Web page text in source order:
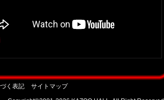
く表記 サイトマップ